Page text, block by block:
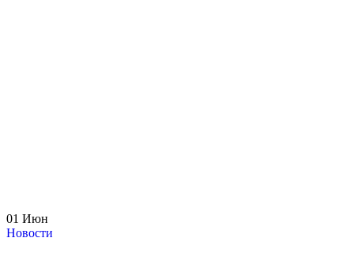
01 Июн
Новости